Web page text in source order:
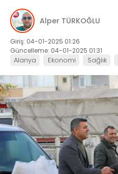
Alper TÜRKOĞLU
Giriş: 04-01-2025 01:26
Güncelleme: 04-01-2025 01:31
Alanya Ekonomi Sağlık